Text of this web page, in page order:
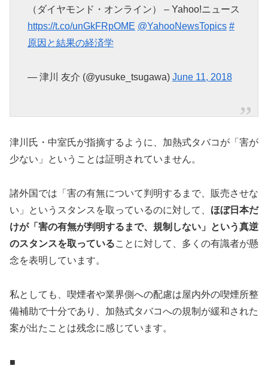
（ダイヤモンド・オンライン） – Yahoo!ニュース
https://t.co/unGkFRpOME @YahooNewsTopics #
原因と結果の経済学
— 津川 友介 (@yusuke_tsugawa) June 11, 2018
津川氏・中室氏が指摘するように、加熱式タバコが「害が
少ない」ということは証明されていません。
諸外国では「害の有無について判明するまで、販売させな
い」というスタンスを取っているのに対して、 ほぼ日本だ
けが「害の有無が判明するまで、規制しない」という真逆
のスタンスを取っていることに対して、多くの有識者が懸
念を表明しています。
私としても、喫煙者や業界側への配慮は屋内外の喫煙所整
備補助で十分であり、加熱式タバコへの規制が緩和された
案が出たことは残念に感じています。
■